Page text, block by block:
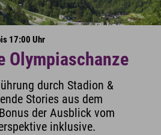
17:00 Uhr
Olympiaschanze
durch Stadion &
Stories aus dem
der Ausblick vom
inklusive.